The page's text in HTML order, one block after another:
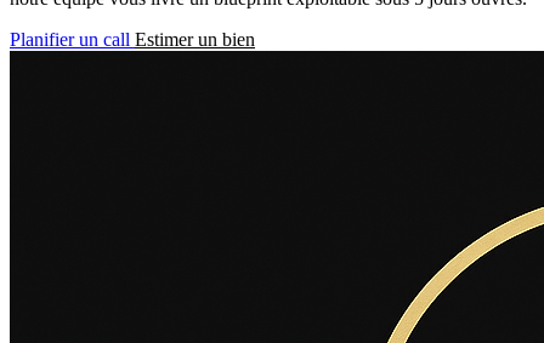
Planifier un call Estimer un bien